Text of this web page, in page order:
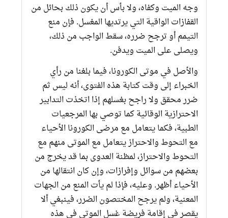
وجه الميت وكفاه، ولا بأس أن يكون ذلك بحائل من
القفازات الواقية التي يرتديها المغسل. فإن منع
التيمم أو ترجح ضرره، سقط الواجب من ذلك،
ويصلى على الميت ويدفن.
والأصل في موتى الكورونا، فيما بلغنا من رأي
الخبراء إلى وقت كتابة هذه الفتوى، أنه ليس ثم
ضرر محقق ولا راجح بغسلهم إذا اتخذت التدابير
الاحترازية الوقائية كما توصي بها المرجعيات
الطبية، فكما يتعامل مع مرضى الكورونا الأحياء
مع التحوط والاحتراز يتعامل مع الموتى منهم مع
التحوط والاحتراز، لمظنة العدوى بما قد يخرج من
بعضهم من سوائل وإفرازات، وإن كان انتقالها من
الأحياء أظهر. وعليه، فإذا لم يأت المنع من الجهات
المعنية، ولم يرجح المختصون الضرر، فينبغي ألا
يقصر في إقامة فريضة غسل الموتى في هذه